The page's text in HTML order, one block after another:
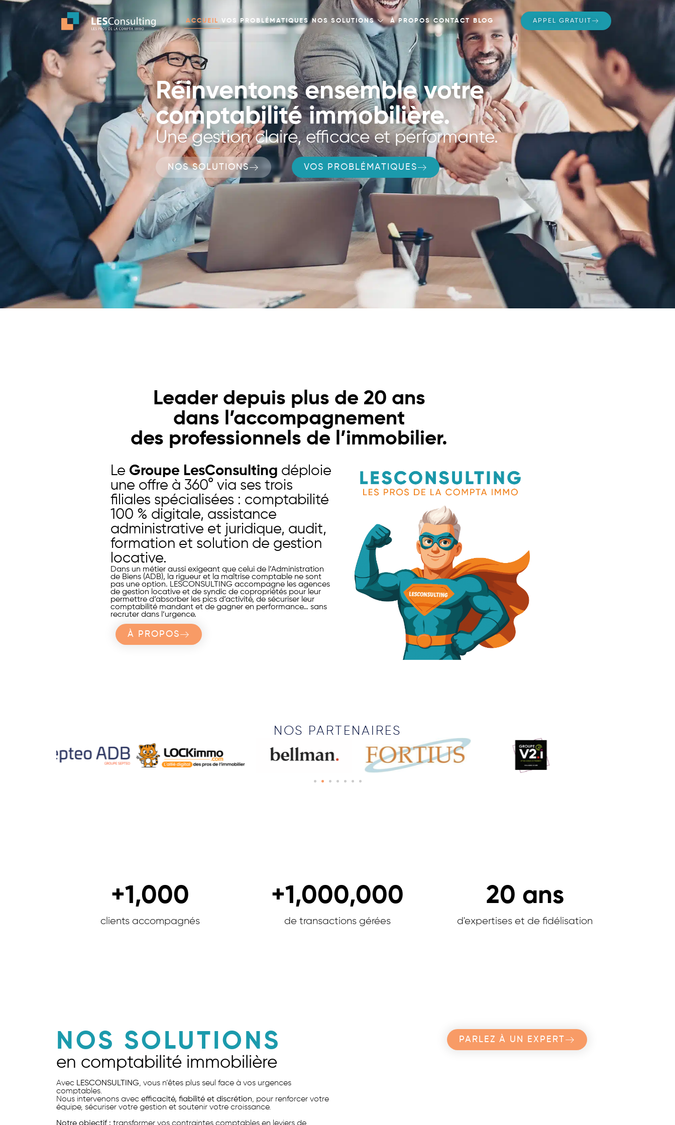
ACCUEIL VOS PROBLÉMATIQUES NOS SOLUTIONS À PROPOS CONTACT BLOG APPEL GRATUIT
Réinventons ensemble votre
comptabilité immobilière.
Une gestion claire, efficace et performante.
NOS SOLUTIONS VOS PROBLÉMATIQUES
Leader depuis plus de 20 ans
dans l’accompagnement
des professionnels de l’immobilier.
Le Groupe LesConsulting déploie
une offre à 360° via ses trois
filiales spécialisées : comptabilité
100 % digitale, assistance
administrative et juridique, audit,
formation et solution de gestion
locative.
Dans un métier aussi exigeant que celui de l’Administration
de Biens (ADB), la rigueur et la maîtrise comptable ne sont
pas une option. LESCONSULTING accompagne les agences
de gestion locative et de syndic de copropriétés pour leur
permettre d’absorber les pics d’activité, de sécuriser leur
comptabilité mandant et de gagner en performance… sans
recruter dans l’urgence.
À PROPOS
NOS PARTENAIRES
clients accompagnés
+1,000
de transactions gérées
+1,000,000
d'expertises et de fidélisation
20 ans
NOS SOLUTIONS
en comptabilité immobilière
Avec LESCONSULTING, vous n’êtes plus seul face à vos urgences
comptables.
Nous intervenons avec efficacité, fiabilité et discrétion, pour renforcer votre
équipe, sécuriser votre gestion et soutenir votre croissance.
PARLEZ À UN EXPERT